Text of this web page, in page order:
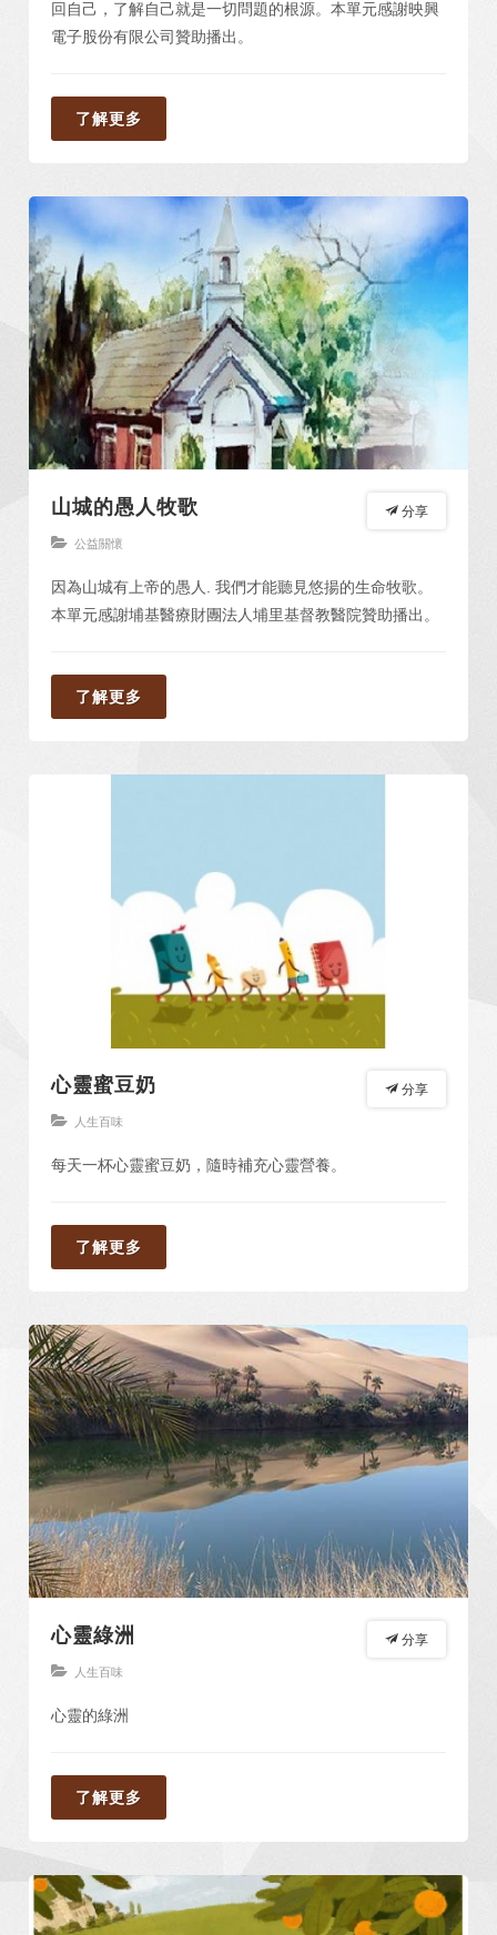
回自己，了解自己就是一切問題的根源。本單元感謝映興
電子股份有限公司贊助播出。
了解更多
分享
山城的愚人牧歌
公益關懷
因為山城有上帝的愚人. 我們才能聽見悠揚的生命牧歌。
本單元感謝埔基醫療財團法人埔里基督教醫院贊助播出。
了解更多
分享
心靈蜜豆奶
人生百味
每天一杯心靈蜜豆奶，隨時補充心靈營養。
了解更多
分享
心靈綠洲
人生百味
心靈的綠洲
了解更多